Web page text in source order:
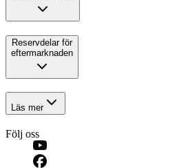
Reservdelar för
eftermarknaden
Läs mer
Följ oss